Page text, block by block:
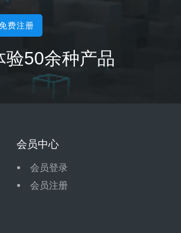
费注册
验50余种产品
会员中心
会员登录
会员注册